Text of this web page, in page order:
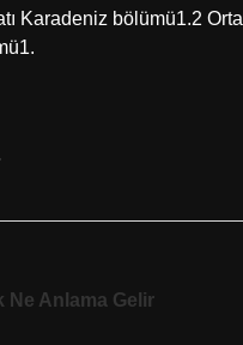
Karadeniz bölümü1.2 Orta
Ne Anlama Gelir